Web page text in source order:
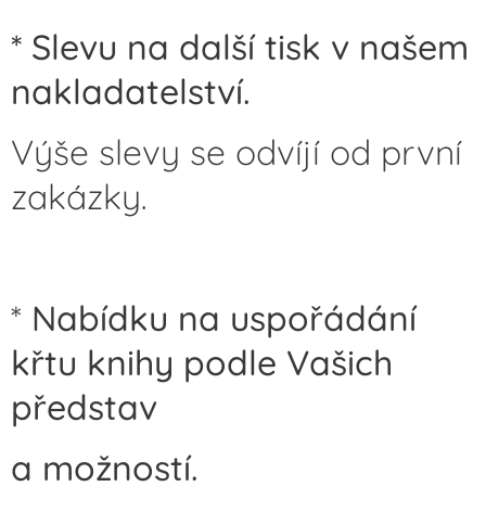
* Slevu na další tisk v našem
nakladatelství.
Výše slevy se odvíjí od první
zakázky.
* Nabídku na uspořádání
křtu knihy podle Vašich
představ
a možností.